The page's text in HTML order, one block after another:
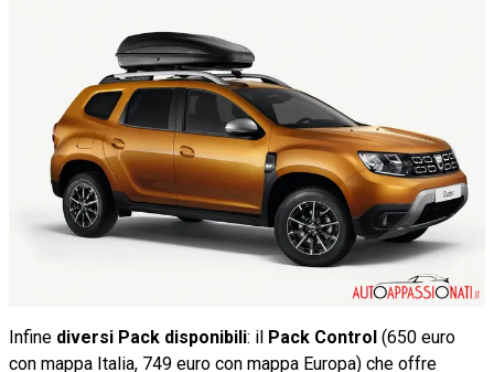
Infine diversi Pack disponibili: il Pack Control (650 euro
con mappa Italia, 749 euro con mappa Europa) che offre